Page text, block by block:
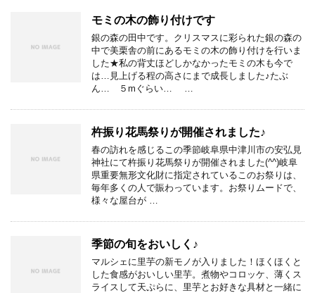
モミの木の飾り付けです
銀の森の田中です。クリスマスに彩られた銀の森の
中で美栗舎の前にあるモミの木の飾り付けを行いま
した★私の背丈ほどしかなかったモミの木も今で
は…見上げる程の高さにまで成長しました♪たぶ
ん… ５mぐらい… …
杵振り花馬祭りが開催されました♪
春の訪れを感じるこの季節岐阜県中津川市の安弘見
神社にて杵振り花馬祭りが開催されました(^^)岐阜
県重要無形文化財に指定されているこのお祭りは、
毎年多くの人で賑わっています。お祭りムードで、
様々な屋台が …
季節の旬をおいしく♪
マルシェに里芋の新モノが入りました！ほくほくと
した食感がおいしい里芋。煮物やコロッケ、薄くス
ライスして天ぷらに、里芋とお好きな具材と一緒に